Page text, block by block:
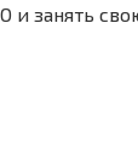
и занять